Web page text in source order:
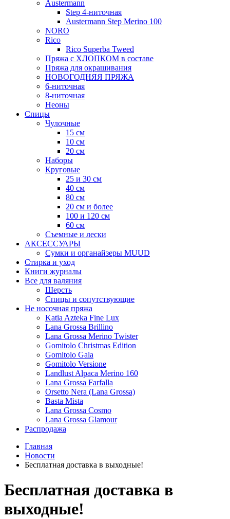
Austermann
Step 4-ниточная
Austermann Step Merino 100
NORO
Rico
Rico Superba Tweed
Пряжа с ХЛОПКОМ в составе
Пряжа для окрашивания
НОВОГОДНЯЯ ПРЯЖА
6-ниточная
8-ниточная
Неоны
Спицы
Чулочные
15 см
10 см
20 см
Наборы
Круговые
25 и 30 см
40 см
80 см
20 см и более
100 и 120 см
60 см
Съемные и лески
АКСЕССУАРЫ
Сумки и органайзеры MUUD
Стирка и уход
Книги журналы
Все для валяния
Шерсть
Спицы и сопутствующие
Не носочная пряжа
Katia Azteka Fine Lux
Lana Grossa Brillino
Lana Grossa Merino Twister
Gomitolo Christmas Edition
Gomitolo Gala
Gomitolo Versione
Landlust Alpaca Merino 160
Lana Grossa Farfalla
Orsetto Nera (Lana Grossa)
Basta Mista
Lana Grossa Cosmo
Lana Grossa Glamour
Распродажа
Главная
Новости
Бесплатная доставка в выходные!
Бесплатная доставка в
выходные!